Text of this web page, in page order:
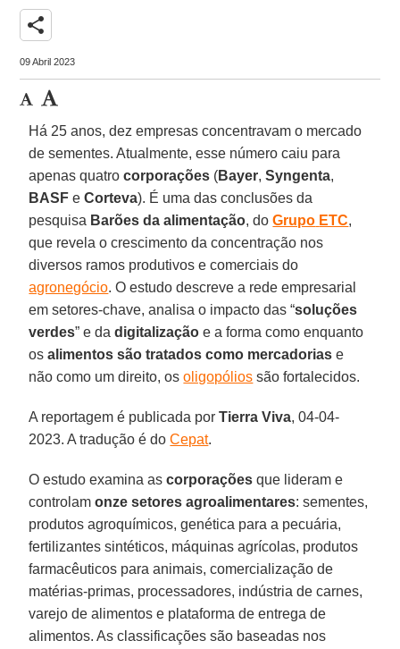
share
09 Abril 2023
Há 25 anos, dez empresas concentravam o mercado
de sementes. Atualmente, esse número caiu para
apenas quatrocorporações (Bayer,Syngenta,
BASF eCorteva). É uma das conclusões da
pesquisa Barões da alimentação, doGrupo ETC,
que revela o crescimento da concentração nos
diversos ramos produtivos e comerciais do
agronegócio. O estudo descreve a rede empresarial
em setores-chave, analisa o impacto das “soluções
verdes” e dadigitalização e a forma como enquanto
osalimentos são tratados como mercadorias e
não como um direito, osoligopólios são fortalecidos.
A reportagem é publicada porTierra Viva, 04-04-
2023. A tradução é doCepat.
O estudo examina ascorporações que lideram e
controlamonze setores agroalimentares: sementes,
produtos agroquímicos, genética para a pecuária,
fertilizantes sintéticos, máquinas agrícolas, produtos
farmacêuticos para animais, comercialização de
matérias-primas, processadores, indústria de carnes,
varejo de alimentos e plataforma de entrega de
alimentos. As classificações são baseadas nos